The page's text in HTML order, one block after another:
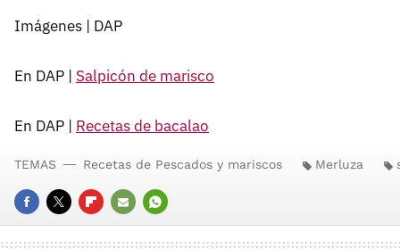
Imágenes | DAP
En DAP | Salpicón de marisco
En DAP | Recetas de bacalao
FACEBOOK
TWITTERFLIPBOARD
E-
WHATSAPP
TEMAS Recetas de Pescados y mariscos Merluza